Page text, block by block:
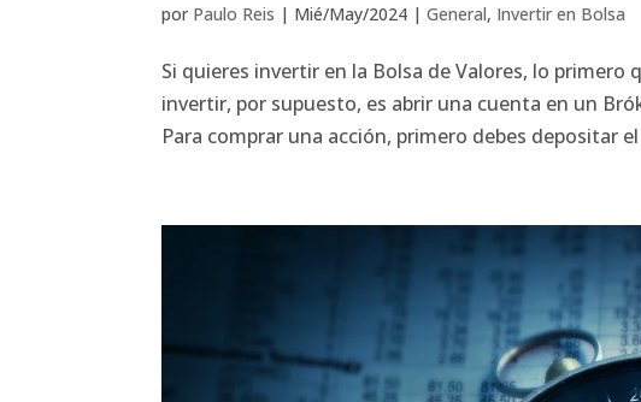
por Paulo Reis | Mié/May/2024 |General, Invertir en Bolsa
Si quieres invertir en la Bolsa de Valores, lo primero
invertir, por supuesto, es abrir una cuenta en un
Para comprar una acción, primero debes depositar